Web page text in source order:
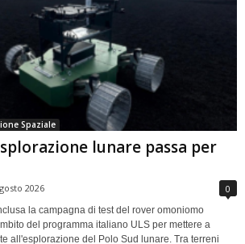
Spaziale
lunare passa per
2026 0
la campagna di test del rover omoniomo
del programma italiano ULS per mettere a
all'esplorazione del Polo Sud lunare. Tra terreni